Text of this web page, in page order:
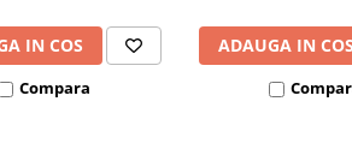
IN COS
Compara
ADAUGA IN COS